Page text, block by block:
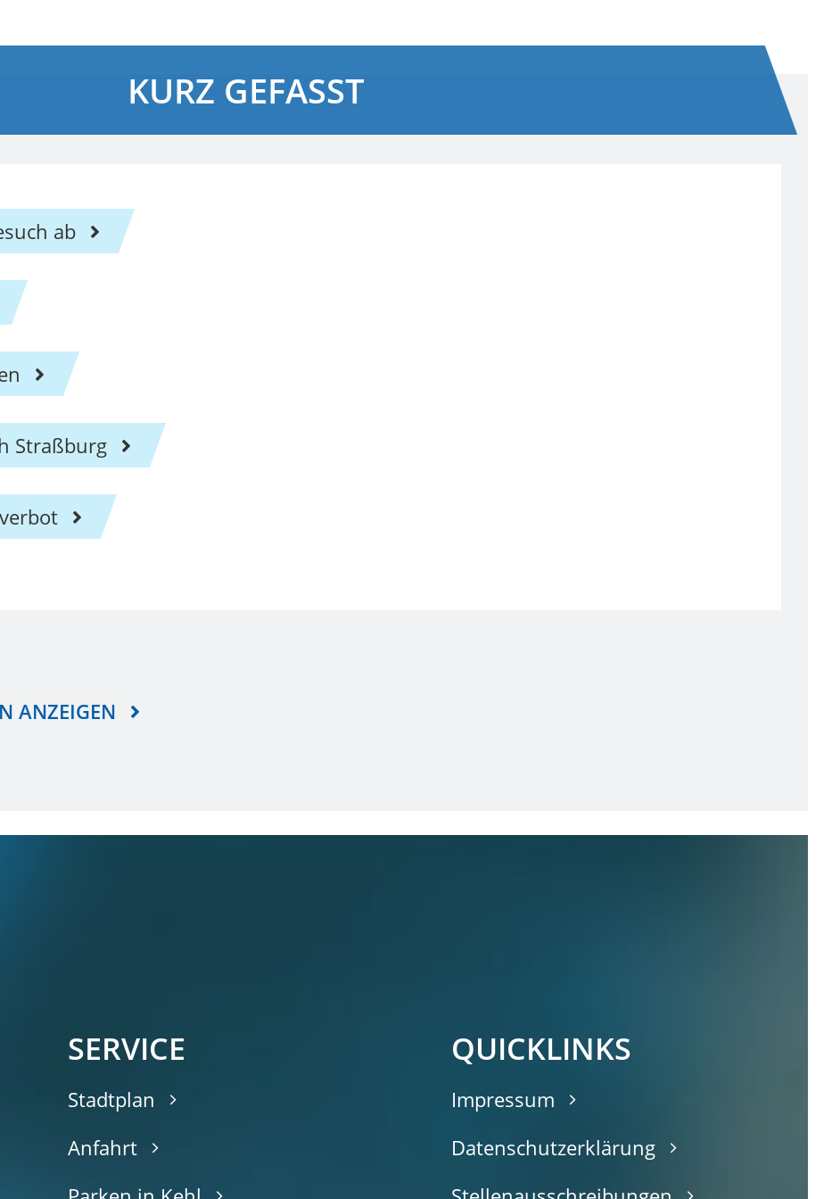
KURZ GEFASST
ab
Straßburg
ANZEIGEN
SERVICE
Stadtplan
Anfahrt
QUICKLINKS
Impressum
Datenschutzerklärung